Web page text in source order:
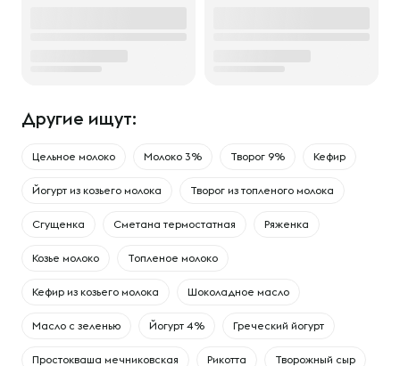
Другие ищут:
Цельное молоко Молоко 3% Творог 9% Кефир
Йогурт из козьего молока Творог из топленого молока
Сгущенка Сметана термостатная Ряженка
Козье молоко Топленое молоко
Кефир из козьего молока Шоколадное масло
Масло с зеленью Йогурт 4% Греческий йогурт
Простокваша мечниковская Рикотта Творожный сыр